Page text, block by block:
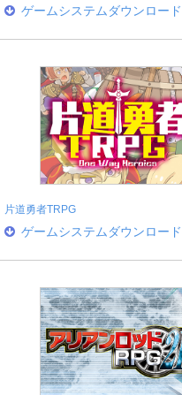
ゲームシステムダウンロード
片道勇者TRPG
ゲームシステムダウンロード